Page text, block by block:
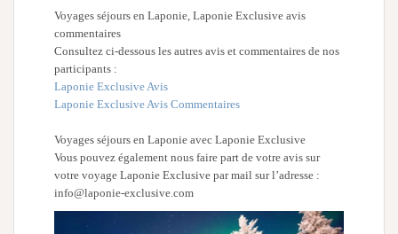
Voyages séjours en Laponie, Laponie Exclusive avis
commentaires
Consultez ci-dessous les autres avis et commentaires de nos
participants :
Laponie Exclusive Avis
Laponie Exclusive Avis Commentaires
Voyages séjours en Laponie avec Laponie Exclusive
Vous pouvez également nous faire part de votre avis sur
votre voyage Laponie Exclusive par mail sur l’adresse :
info@laponie-exclusive.com